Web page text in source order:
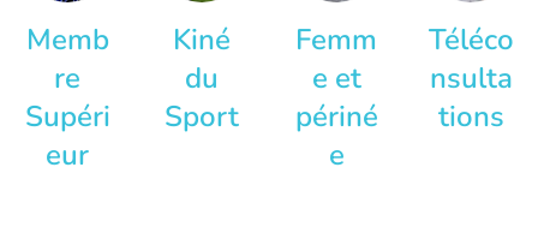
Memb
re
Supéri
eur
Kiné
du
Sport
Femm
e et
périné
e
Téléco
nsulta
tions